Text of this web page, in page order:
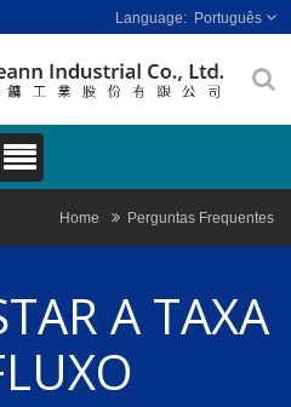
Português
Home Perguntas Frequentes
A TAXA